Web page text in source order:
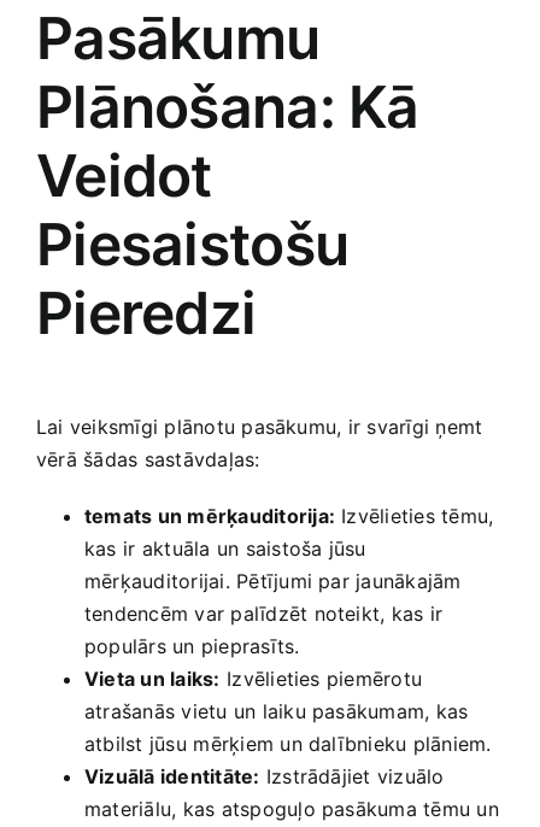
Pasākumu
Plānošana: Kā
Veidot
Piesaistošu
Pieredzi
Lai veiksmīgi plānotu pasākumu, ir svarīgi ņemt
vērā šādas ​sastāvdaļas:
temats un mērķauditorija: Izvēlieties​ tēmu,
kas ir ⁤aktuāla un saistoša jūsu‌
mērķauditorijai. ‌Pētījumi par jaunākajām
tendencēm var palīdzēt noteikt,⁤ kas‍ ir
populārs un pieprasīts.
Vieta un laiks: ⁤Izvēlieties‍ piemērotu
atrašanās‌ vietu un laiku pasākumam,⁢ kas
atbilst jūsu ⁣mērķiem un dalībnieku plāniem.
Vizuālā identitāte: Izstrādājiet vizuālo
materiālu,‌ kas atspoguļo pasākuma tēmu un